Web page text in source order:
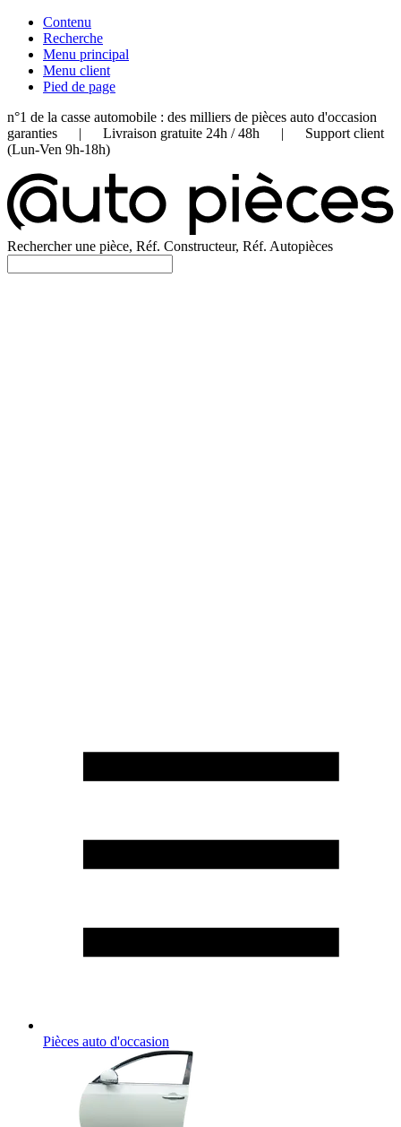
Contenu
Recherche
Menu principal
Menu client
Pied de page
n°1 de la casse automobile : des milliers de pièces auto d'occasion
garanties | Livraison gratuite 24h / 48h | Support client
(Lun-Ven 9h-18h)
Rechercher une pièce, Réf. Constructeur, Réf. Autopièces
Pièces auto d'occasion